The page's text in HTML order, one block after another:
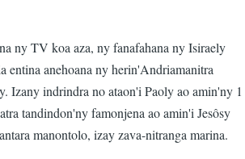
ny TV koa aza, ny fanafahana ny Isiraely
entina anehoana ny herin'Andriamanitra
Izany indrindra no ataon'i Paoly ao amin'ny 1
tandindon'ny famonjena ao amin'i Jesôsy
manontolo, izay zava-nitranga marina.